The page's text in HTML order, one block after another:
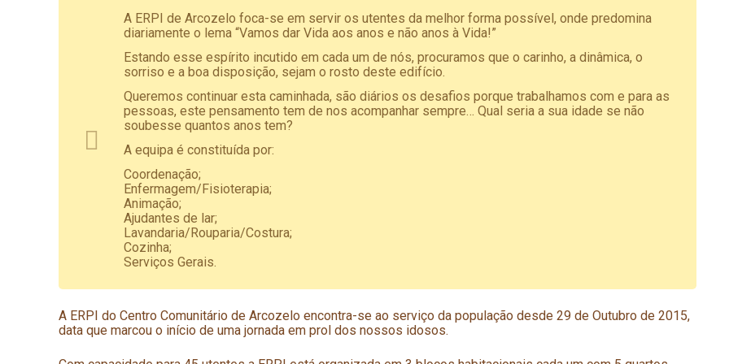
A ERPI de Arcozelo foca-se em servir os utentes da melhor forma possível, onde predomina
diariamente o lema “Vamos dar Vida aos anos e não anos à Vida!”
Estando esse espírito incutido em cada um de nós, procuramos que o carinho, a dinâmica, o
sorriso e a boa disposição, sejam o rosto deste edifício.
Queremos continuar esta caminhada, são diários os desafios porque trabalhamos com e para as
pessoas, este pensamento tem de nos acompanhar sempre… Qual seria a sua idade se não
soubesse quantos anos tem?
A equipa é constituída por:
Coordenação;
Enfermagem/Fisioterapia;
Animação;
Ajudantes de lar;
Lavandaria/Rouparia/Costura;
Cozinha;
Serviços Gerais.
A ERPI do Centro Comunitário de Arcozelo encontra-se ao serviço da população desde 29 de Outubro de 2015,
data que marcou o início de uma jornada em prol dos nossos idosos.